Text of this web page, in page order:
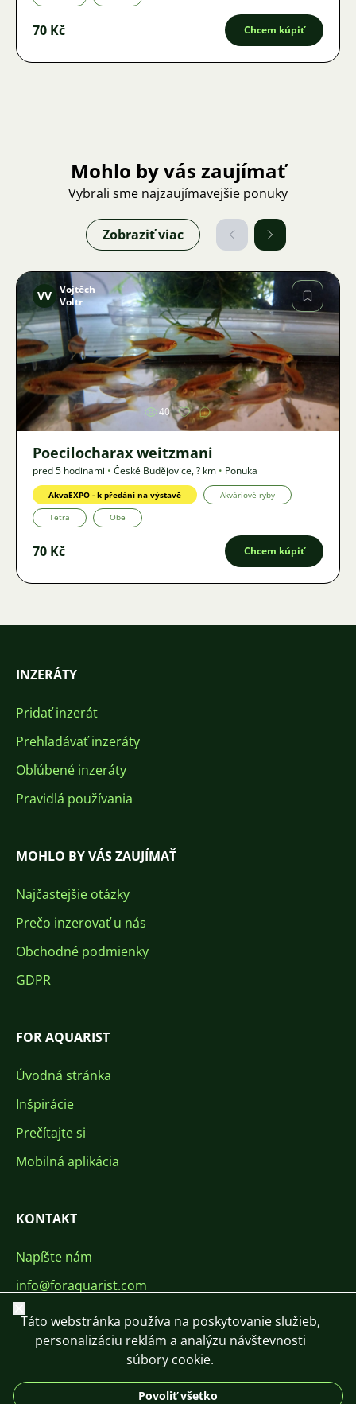
70 Kč Chcem kúpiť
Mohlo by vás zaujímať
Vybrali sme najzaujímavejšie ponuky
Zobraziť viac
Obrázok
VV Vojtěch
Voltr
40
Poecilocharax weitzmani
pred 5 hodinami • České Budějovice,? km • Ponuka
AkvaEXPO - k předání na výstavě Akváriové ryby
Tetra Obe
70 Kč Chcem kúpiť
INZERÁTY
Pridať inzerát
Prehľadávať inzeráty
Obľúbené inzeráty
Pravidlá používania
MOHLO BY VÁS ZAUJÍMAŤ
Najčastejšie otázky
Prečo inzerovať u nás
Obchodné podmienky
GDPR
FOR AQUARIST
Úvodná stránka
Inšpirácie
Prečítajte si
Mobilná aplikácia
KONTAKT
Napíšte nám
info@foraquarist.com
+420 603 449 602
Zavrieť
Táto webstránka používa na poskytovanie služieb,
personalizáciu reklám a analýzu návštevnosti
súbory cookie.
Povoliť všetko